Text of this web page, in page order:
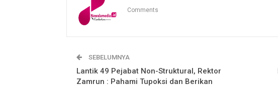
Comments
SEBELUMNYA
Lantik 49 Pejabat Non-Struktural, Rektor
Zamrun : Pahami Tupoksi dan Berikan